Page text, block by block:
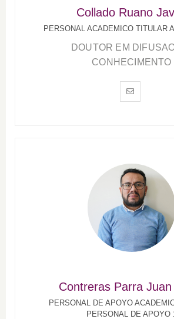
Collado Ruano
PERSONAL ACADEMICO TITULAR
DOUTOR EM
CONHECIMENTO
Contreras Parra
PERSONAL DE APOYO
PERSONAL DE APOYO